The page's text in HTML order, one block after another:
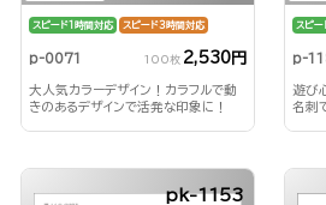
スピード1時間対応 スピード3時間対応
p-0071 100枚 2,530円
大人気カラーデザイン！カラフルで動
きのあるデザインで活発な印象に！
スピ
p-
遊び
名刺
pk-1153